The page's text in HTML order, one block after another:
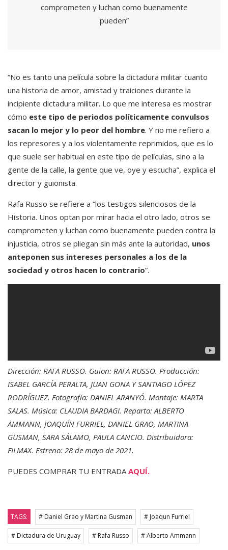
comprometen y luchan como buenamente
pueden”
“No es tanto una película sobre la dictadura militar cuanto
una historia de amor, amistad y traiciones durante la
incipiente dictadura militar. Lo que me interesa es mostrar
cómo este tipo de periodos políticamente convulsos
sacan lo mejor y lo peor del hombre. Y no me refiero a
los represores y a los violentamente reprimidos, que es lo
que suele ser habitual en este tipo de películas, sino a la
gente de la calle, la gente que ve, oye y escucha”, explica el
director y guionista.
Rafa Russo se refiere a “los testigos silenciosos de la
Historia. Unos optan por mirar hacia el otro lado, otros se
comprometen y luchan como buenamente pueden contra la
injusticia, otros se pliegan sin más ante la autoridad, unos
anteponen sus intereses personales a los de la
sociedad y otros hacen lo contrario”.
Dirección: RAFA RUSSO. Guion: RAFA RUSSO. Producción:
ISABEL GARCÍA PERALTA, JUAN GONA Y SANTIAGO LÓPEZ
RODRÍGUEZ. Fotografía: DANIEL ARANYÓ. Montaje: MARTA
SALAS. Música: CLAUDIA BARDAGI. Reparto: ALBERTO
AMMANN, JOAQUÍN FURRIEL, DANIEL GRAO, MARTINA
GUSMAN, SARA SÁLAMO, PAULA CANCIO. Distribuidora:
FILMAX. Estreno: 28 de mayo de 2021.
PUEDES COMPRAR TU ENTRADAAQUÍ.
TAGS: # Daniel Grao y Martina Gusman # Joaqun Furriel
# Dictadura de Uruguay # Rafa Russo # Alberto Ammann